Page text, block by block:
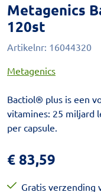
Metagenics
120st
Artikelnr: 16044320
Metagenics
Bactiol® plus is een
vitamines: 25 miljard
per capsule.
€ 83,59
Gratis verzending